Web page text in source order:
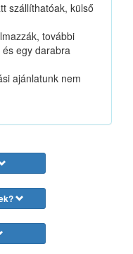
szállíthatóak, külső
további
egy darabra
ajánlatunk nem